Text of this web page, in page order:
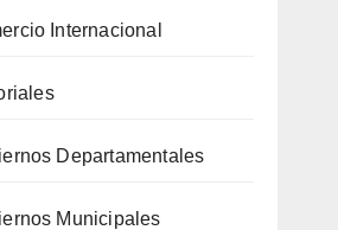
Internacional
Departamentales
Municipales